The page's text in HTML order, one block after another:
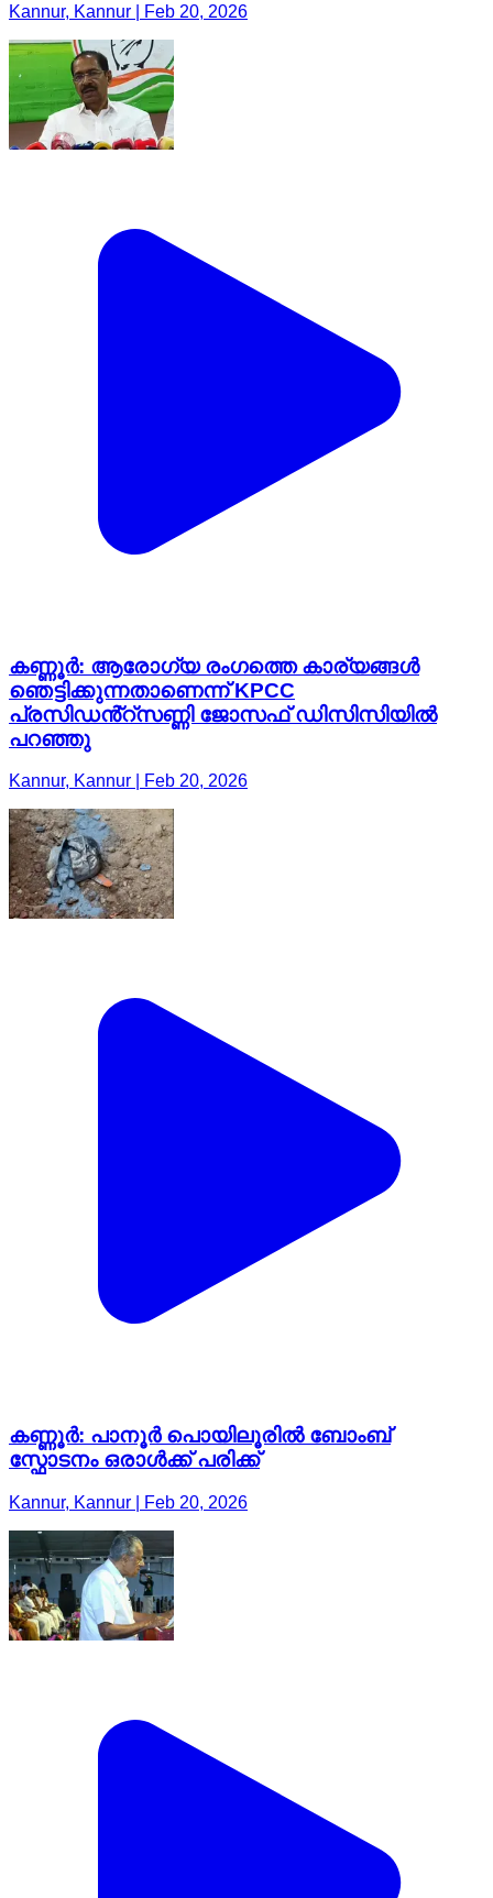
Kannur, Kannur | Feb 20, 2026
കണ്ണൂർ: ആരോഗ്യ രംഗത്തെ കാര്യങ്ങൾ
ഞെട്ടിക്കുന്നതാണെന്ന് KPCC
പ്രസിഡൻ്റ്സണ്ണി ജോസഫ് ഡിസിസിയിൽ
പറഞ്ഞു
Kannur, Kannur | Feb 20, 2026
കണ്ണൂർ: പാനൂർ പൊയിലൂരിൽ ബോംബ്
സ്ഫോടനം ഒരാൾക്ക് പരിക്ക്
Kannur, Kannur | Feb 20, 2026